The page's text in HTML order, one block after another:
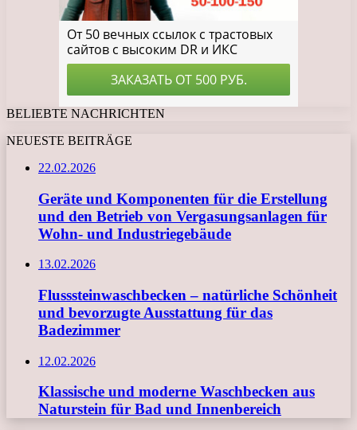
BELIEBTE NACHRICHTEN
NEUESTE BEITRÄGE
22.02.2026
Geräte und Komponenten für die Erstellung
und den Betrieb von Vergasungsanlagen für
Wohn- und Industriegebäude
13.02.2026
Flusssteinwaschbecken – natürliche Schönheit
und bevorzugte Ausstattung für das
Badezimmer
12.02.2026
Klassische und moderne Waschbecken aus
Naturstein für Bad und Innenbereich